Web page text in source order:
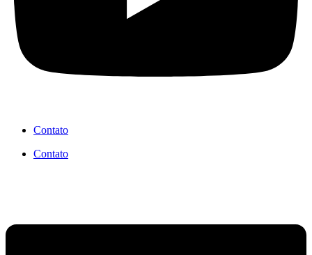
Contato
Contato